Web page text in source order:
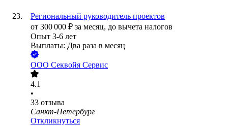
Региональный руководитель проектов
от 300 000 ₽ за месяц, до вычета налогов
Опыт 3-6 лет
Выплаты: Два раза в месяц
ООО Секвойя Сервис
4.1
•
33 отзыва
Санкт-Петербург
Откликнуться